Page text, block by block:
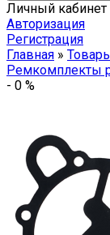
Личный кабинет
Авторизация
Регистрация
Главная »
Ремкомплекты
- 0 %